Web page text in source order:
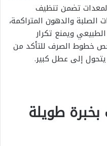
تضمن تنظيف
الصلبة والدهون المتراكمة،
ويمنع تكرار
خطوط الصرف للتأكد من
إلى عطل كبير.
طويلة